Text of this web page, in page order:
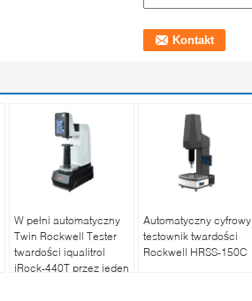
W pełni automatyczny
Twin Rockwell Tester
twardości iqualitrol
iRock-440T przez jeden
Automatyczny cyfrowy
testownik twardości
Rockwell HRSS-150C